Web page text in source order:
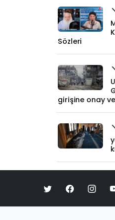
Sözleri
girişine onay